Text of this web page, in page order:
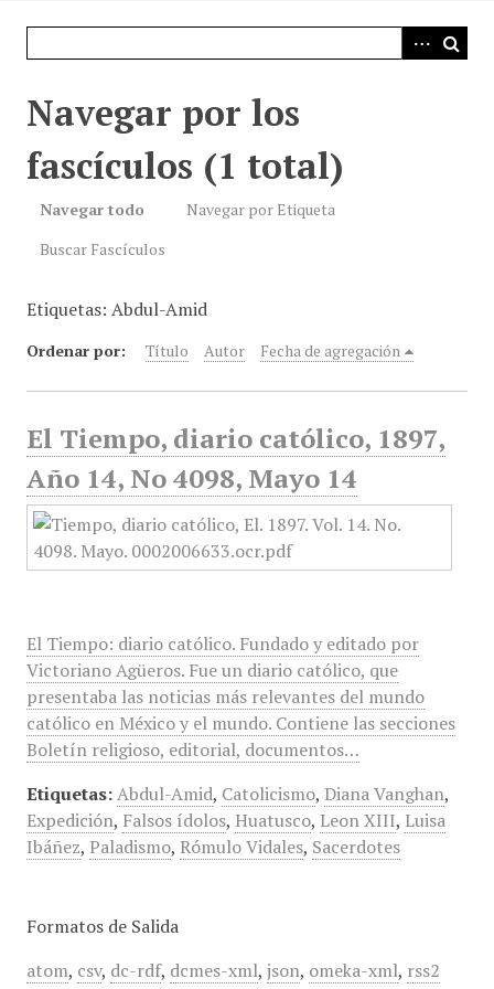
Navegar por los
fascículos (1 total)
Navegar todo
Navegar por Etiqueta
Buscar Fascículos
Etiquetas: Abdul-Amid
Ordenar por: Título Autor Fecha de agregación
El Tiempo, diario católico, 1897,
Año 14, No 4098, Mayo 14
El Tiempo: diario católico. Fundado y editado por
Victoriano Agüeros. Fue un diario católico, que
presentaba las noticias más relevantes del mundo
católico en México y el mundo. Contiene las secciones
Boletín religioso, editorial, documentos…
Etiquetas: Abdul-Amid, Catolicismo, Diana Vanghan,
Expedición, Falsos ídolos, Huatusco, Leon XIII, Luisa
Ibáñez, Paladismo, Rómulo Vidales, Sacerdotes
Formatos de Salida
atom, csv, dc-rdf, dcmes-xml, json, omeka-xml, rss2